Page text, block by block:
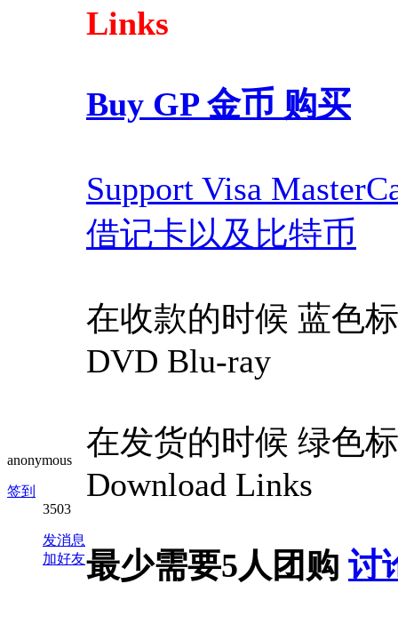
anonymous
签到
3503
发消息
加好友
Links
Buy GP 金币 购买
Support Visa
借记卡以及比特币
在收款的时候 蓝色
DVD Blu-ray
在发货的时候 绿色标
Download Links
最少需要5人团购 讨